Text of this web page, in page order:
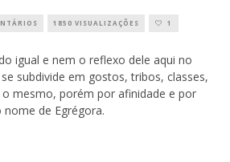
1850 VISUALIZAÇÕES 1
igual e nem o reflexo dele aqui no
subdivide em gostos, tribos, classes,
mesmo, porém por afinidade e por
de Egrégora.